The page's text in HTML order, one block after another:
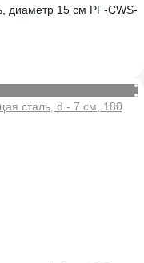
диаметр 15 см PF-CWS-